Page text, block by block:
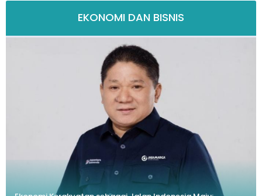
EKONOMI DAN BISNIS